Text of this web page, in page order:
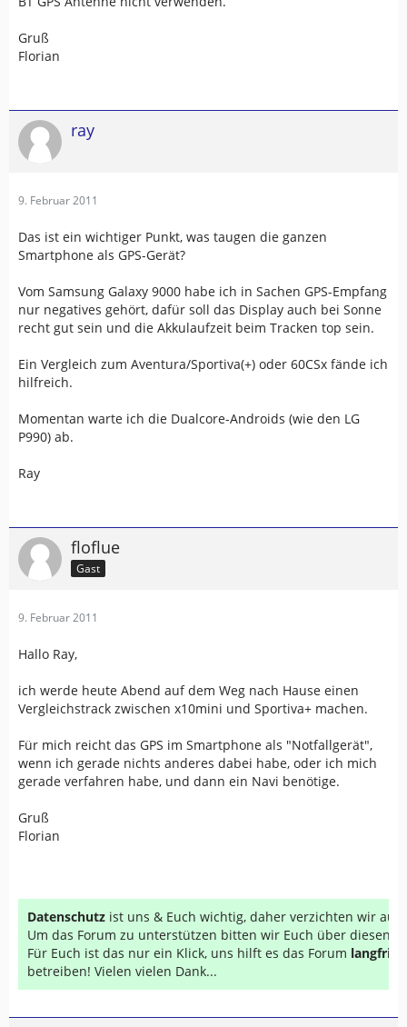
Gruß
Florian
ray
9. Februar 2011
Das ist ein wichtiger Punkt, was taugen die ganzen
Smartphone als GPS-Gerät?
Vom Samsung Galaxy 9000 habe ich in Sachen GPS-Empfang
nur negatives gehört, dafür soll das Display auch bei Sonne
recht gut sein und die Akkulaufzeit beim Tracken top sein.
Ein Vergleich zum Aventura/Sportiva(+) oder 60CSx fände ich
hilfreich.
Momentan warte ich die Dualcore-Androids (wie den LG
P990) ab.
Ray
floflue
Gast
9. Februar 2011
Hallo Ray,
ich werde heute Abend auf dem Weg nach Hause einen
Vergleichstrack zwischen x10mini und Sportiva+ machen.
Für mich reicht das GPS im Smartphone als "Notfallgerät",
wenn ich gerade nichts anderes dabei habe, oder ich mich
gerade verfahren habe, und dann ein Navi benötige.
Gruß
Florian
Datenschutz ist uns & Euch wichtig, daher verzichten wir auf
Um das Forum zu unterstützen bitten wir Euch über diesen
Für Euch ist das nur ein Klick, uns hilft es das Forum
betreiben! Vielen vielen Dank...